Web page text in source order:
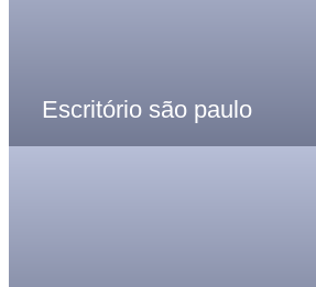
Escritório são paulo